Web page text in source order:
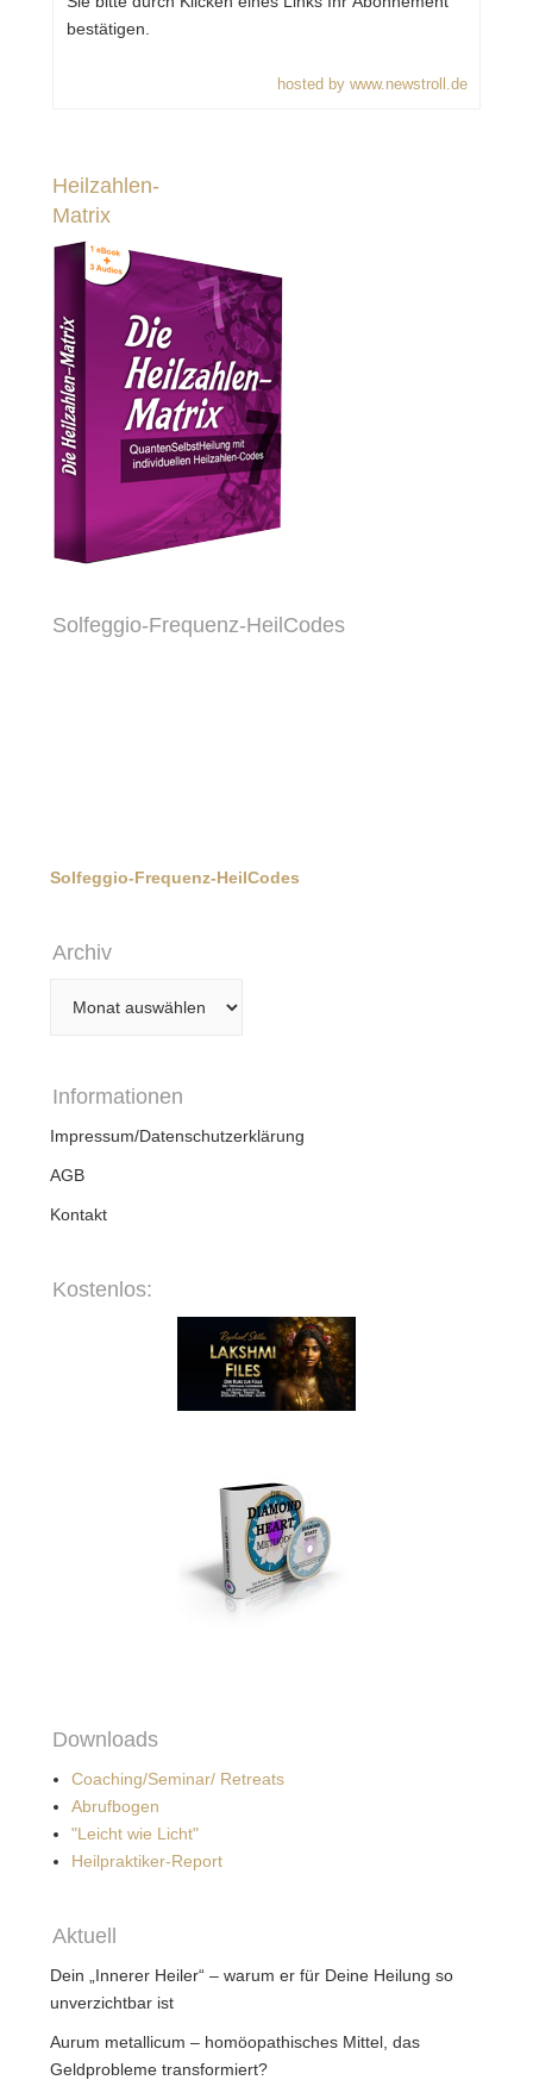
bestätigen.
hosted by www.newstroll.de
Heilzahlen-
Matrix
Solfeggio-Frequenz-HeilCodes
Solfeggio-Frequenz-HeilCodes
Archiv
Informationen
Impressum/Datenschutzerklärung
AGB
Kontakt
Kostenlos:
Downloads
Coaching/Seminar/ Retreats
Abrufbogen
"Leicht wie Licht"
Heilpraktiker-Report
Aktuell
Dein „Innerer Heiler“ – warum er für Deine Heilung so
unverzichtbar ist
Aurum metallicum – homöopathisches Mittel, das
Geldprobleme transformiert?